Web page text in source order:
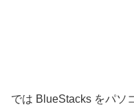
では BlueStacks をパソ